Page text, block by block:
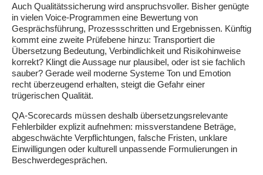
Auch Qualitätssicherung wird anspruchsvoller. Bisher genügte
in vielen Voice-Programmen eine Bewertung von
Gesprächsführung, Prozessschritten und Ergebnissen. Künftig
kommt eine zweite Prüfebene hinzu: Transportiert die
Übersetzung Bedeutung, Verbindlichkeit und Risikohinweise
korrekt? Klingt die Aussage nur plausibel, oder ist sie fachlich
sauber? Gerade weil moderne Systeme Ton und Emotion
recht überzeugend erhalten, steigt die Gefahr einer
trügerischen Qualität.
QA-Scorecards müssen deshalb übersetzungsrelevante
Fehlerbilder explizit aufnehmen: missverstandene Beträge,
abgeschwächte Verpflichtungen, falsche Fristen, unklare
Einwilligungen oder kulturell unpassende Formulierungen in
Beschwerdegesprächen.